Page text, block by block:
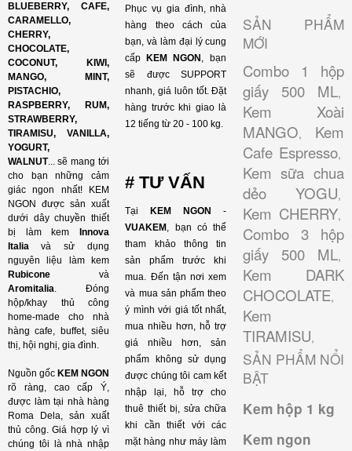
BLUEBERRY, CAFE,
CARAMELLO,
CHERRY,
CHOCOLATE,
COCONUT, KIWI,
MANGO, MINT,
PISTACHIO,
RASPBERRY, RUM,
STRAWBERRY,
TIRAMISU, VANILLA,
YOGURT,
WALNUT... sẽ mang tới
cho bạn những cảm
giác ngon nhất! KEM
NGON được sản xuất
dưới dây chuyền thiết
bị làm kem
Innova
Italia và sử dụng
nguyên liệu làm kem
Rubicone và
Aromitalia. Đóng
hộp/khay thủ công
home-made cho nhà
hàng cafe, buffet, siêu
thị, hội nghị, gia đình.
Nguồn gốc KEM NGON
rõ ràng, cao cấp Ý,
được làm tại nhà hàng
Roma Dela, sản xuất
thủ công. Giá hợp lý vì
chúng tôi là nhà nhập
Phục vụ gia đình, nhà
hàng theo cách của
bạn, và làm đại lý cung
cấp
KEM NGON , bạn
sẽ được SUPPORT
nhanh, giá luôn tốt. Đặt
hàng trước khi giao là
12 tiếng từ 20 - 100 kg.
# TƯ VẤN
Tại KEM NGON
-
VUAKEM , bạn có thể
tham khảo thông tin
sản phẩm trước khi
mua. Đến tận nơi xem
và mua sản phẩm theo
ý mình với giá tốt nhất,
mua nhiều hơn, hỗ trợ
giá nhiều hơn, sản
phẩm không sử dụng
được chúng tôi cam kết
nhập lại, hỗ trợ cho
thuê thiết bị, sửa chữa
khi cần thiết với các
mặt hàng như máy làm
SẢN PHẨM
MỚI
Combo 1 hộp
giấy 500 ML,
Kem Xoài
MANGO, Kem
Cafe Espresso,
Kem sữa chua
dẻo YOGU,
Kem CHERRY,
Combo 3 hộp
giấy 500 ML,
Kem DARK
CHOCOLATE,
Kem
TIRAMISU,
SẢN PHẨM NỔI
BẬT
Kem hộp 1 kg
Kem ngon